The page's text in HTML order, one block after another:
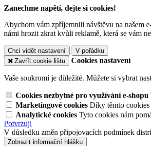
Zanechme napětí, dejte si cookies!
Abychom vám zpříjemnili návštěvu na našem
námi hrozit zkrat kvůli reklamě, která se vám
Chci vidět nastavení
V pořádku
Zavřít cookie lištu
Cookies nastavení
Vaše soukromí je důležité. Můžete si vybrat
Cookies nezbytné pro využívání e-shopu
Marketingové cookies Díky těmto cookies
Analytické cookies Tyto cookies nám
Potvrzuji
V důsledku změn připojovacích podmínek
Zobrazit informační hlášku